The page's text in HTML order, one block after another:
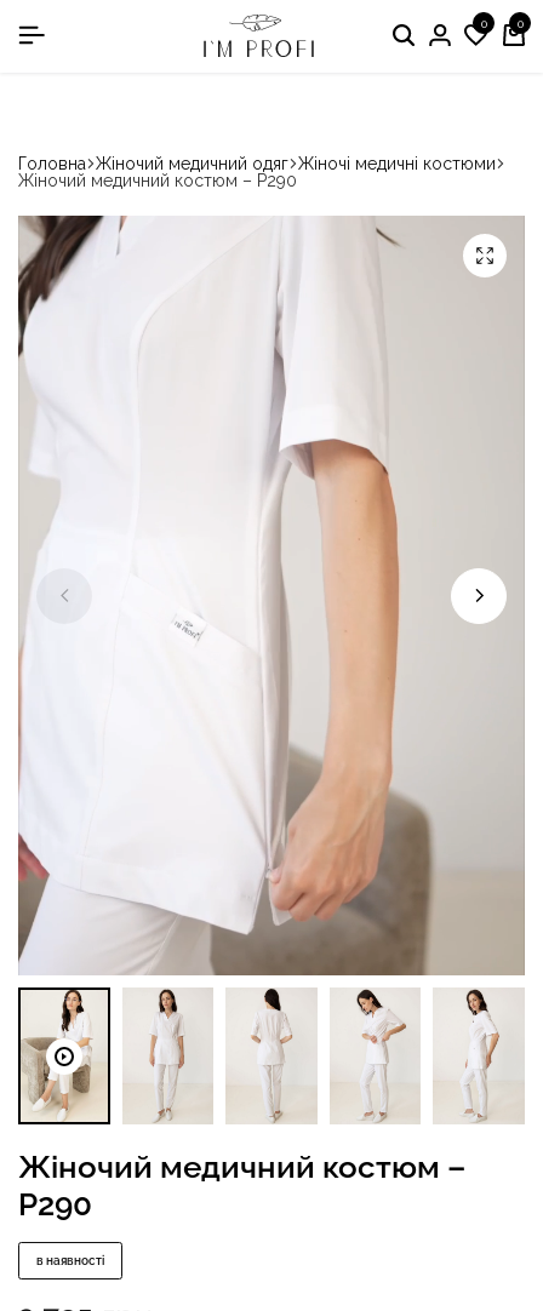
в номінації «Кращій виробник медичного одягу» 0 0
Головна Жіночий медичний одяг Жіночі медичні костюми
Жіночий медичний костюм – P290
Жіночий медичний костюм –
P290
в наявності